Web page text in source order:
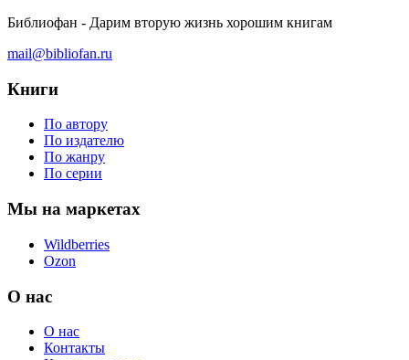
Библиофан - Дарим вторую жизнь хорошим книгам
mail@bibliofan.ru
Книги
По автору
По издателю
По жанру
По серии
Мы на маркетах
Wildberries
Ozon
О нас
О нас
Контакты